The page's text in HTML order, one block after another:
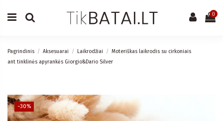
0
Pagrindinis Aksesuarai Laikrodžiai
Moteriškas laikrodis su cirkoniais
ant tinklinės apyrankės Giorgio&Dario Silver
−30%